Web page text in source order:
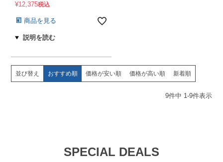
¥12,375税込
商品を見る
並び替え おすすめ順 価格が安い順 価格が高い順 新着順
9件中 1-9件表示
SPECIAL DEALS